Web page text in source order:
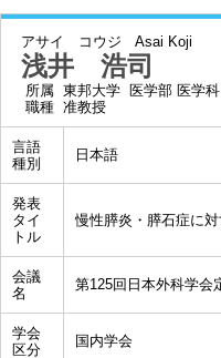
アサイ コウジ Asai Koji
浅井 浩司
所属 東邦大学 医学部 医学科
職種 准教授
言語
種別
日本語
発表
タイ
トル
慢性膵炎・膵石症に
会議
名
第125回日本外科学会
学会
区分
国内学会